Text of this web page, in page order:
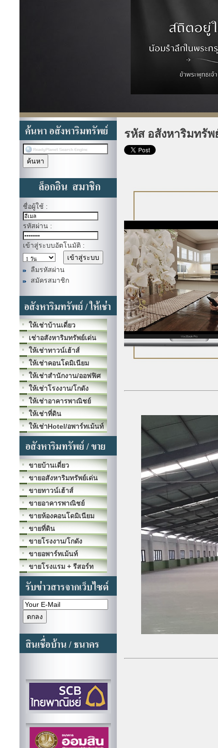
ชื่อผู้ใช้ :
รหัสผ่าน :
เข้าสู่ระบบอัตโนมัติ :
ลืมรหัสผ่าน
สมัครสมาชิก
ให้เช่าบ้านเดี่ยว
เช่าอสังหาริมทรัพย์เด่น
ให้เช่าทาวน์เฮ้าส์
ให้เช่าคอนโดมิเนียม
ให้เช่าสำนักงาน/ออฟฟิศ
ให้เช่าโรงงาน/โกดัง
ให้เช่าอาคารพาณิชย์
ให้เช่าที่ดิน
ให้เช่าHotel/อพาร์ทเม้นท์
ขายบ้านเดี่ยว
ขายอสังหาริมทรัพย์เด่น
ขายทาวน์เฮ้าส์
ขายอาคารพาณิชย์
ขายห้องคอนโดมิเนียม
ขายที่ดิน
ขายโรงงาน/โกดัง
ขายอพาร์ทเม้นท์
ขายโรงแรม + รีสอร์ท
รหัส อสังหาริมทรัพ